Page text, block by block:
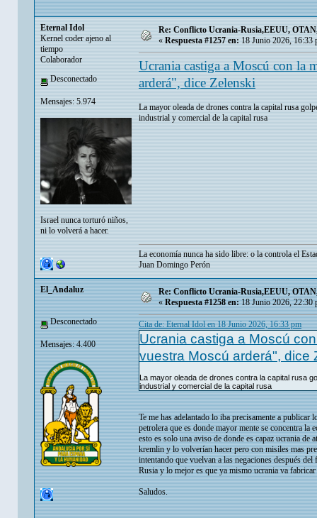
Eternal Idol
Kernel coder ajeno al
tiempo
Colaborador
Desconectado
Mensajes: 5.974
Israel nunca torturó niños,
ni lo volverá a hacer.
Re: Conflicto Ucrania-Rusia,EEUU,
« Respuesta #1257 en: 18 Junio 2026, 16:33
Ucrania castiga a Moscú con la
arderá", dice Zelenski
La mayor oleada de drones contra la capital rusa
industrial y comercial de la capital rusa
La economía nunca ha sido libre: o la controla el
Juan Domingo Perón
El_Andaluz
Desconectado
Mensajes: 4.400
Re: Conflicto Ucrania-Rusia,EEUU,
«Respuesta #1258 en:18 Junio 2026, 22:30
Cita de: Eternal Idol en 18 Junio 2026, 16:33 pm
Ucrania castiga a Moscú
vuestra Moscú arderá", dice
La mayor oleada de drones contra la capital rusa
industrial y comercial de la capital rusa
Te me has adelantado lo iba precisamente a publicar
petrolera que es donde mayor mente se concentra
esto es solo una aviso de donde es capaz ucrania de
kremlin y lo volverían hacer pero con misiles mas
intentando que vuelvan a las negaciones después
Rusia y lo mejor es que ya mismo ucrania va
Saludos.